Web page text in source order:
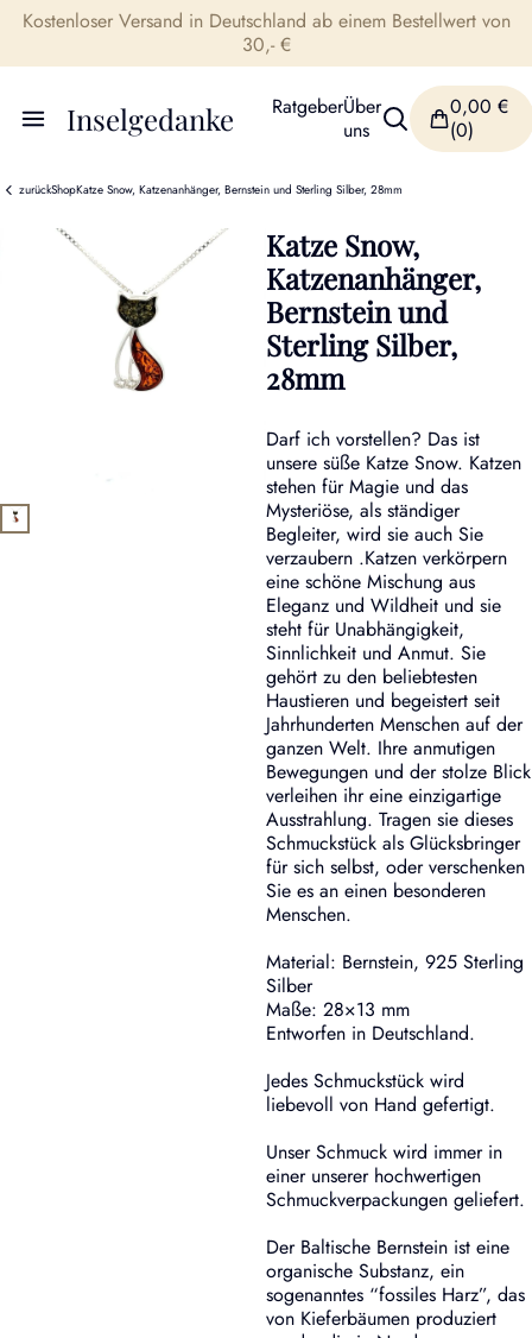
Kostenloser Versand in Deutschland ab einem Bestellwert von
30,- €
Inselgedanke RatgeberÜber
uns
0,00 €
(0)
zurückShopKatze Snow, Katzenanhänger, Bernstein und Sterling Silber, 28mm
Katze Snow,
Katzenanhänger,
Bernstein und
Sterling Silber,
28mm
Darf ich vorstellen? Das ist
unsere süße Katze Snow. Katzen
stehen für Magie und das
Mysteriöse, als ständiger
Begleiter, wird sie auch Sie
verzaubern .Katzen verkörpern
eine schöne Mischung aus
Eleganz und Wildheit und sie
steht für Unabhängigkeit,
Sinnlichkeit und Anmut. Sie
gehört zu den beliebtesten
Haustieren und begeistert seit
Jahrhunderten Menschen auf der
ganzen Welt. Ihre anmutigen
Bewegungen und der stolze Blick
verleihen ihr eine einzigartige
Ausstrahlung. Tragen sie dieses
Schmuckstück als Glücksbringer
für sich selbst, oder verschenken
Sie es an einen besonderen
Menschen.
Material: Bernstein, 925 Sterling
Silber
Maße: 28×13 mm
Entworfen in Deutschland.
Jedes Schmuckstück wird
liebevoll von Hand gefertigt.
Unser Schmuck wird immer in
einer unserer hochwertigen
Schmuckverpackungen geliefert.
Der Baltische Bernstein ist eine
organische Substanz, ein
sogenanntes “fossiles Harz”, das
von Kieferbäumen produziert